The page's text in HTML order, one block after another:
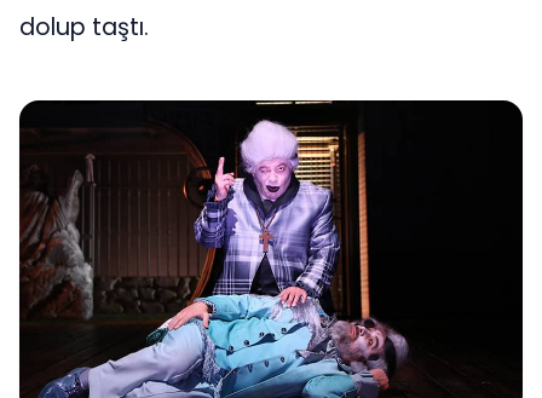
dolup taştı.